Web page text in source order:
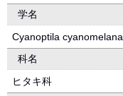
学名
Cyanoptila cyanomelana
科名
ヒタキ科